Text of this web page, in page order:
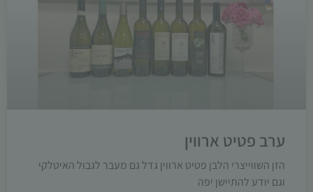
ערב פטיט ארווין
הזן השווייצרי הלבן פטיט ארווין גדל גם מעבר לגבול האיטלקי
וגם יודע להתיישן יפה